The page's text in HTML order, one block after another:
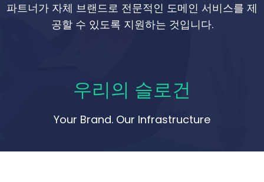
파트너가 자체 브랜드로 전문적인 도메인 서비스를 제
공할 수 있도록 지원하는 것입니다.
우리의 슬로건
Your Brand. Our Infrastructure